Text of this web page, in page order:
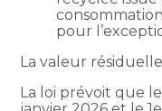
pour
La valeur résiduelle
La loi prévoit que